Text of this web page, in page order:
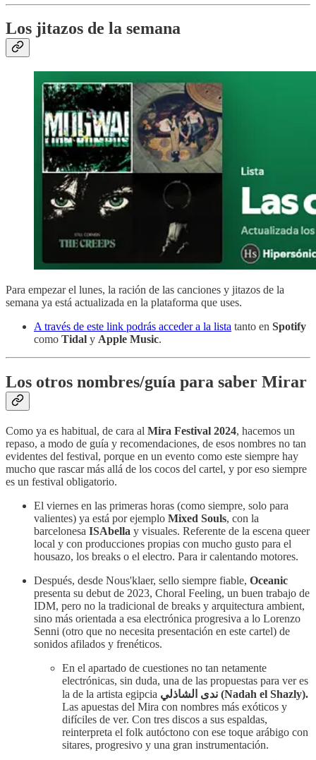
Los jitazos de la semana
Para empezar el lunes, la ración de las canciones y jitazos de la
semana ya está actualizada en la plataforma que uses.
A través de este link podrás acceder a la lista tanto en Spotify
como Tidal y Apple Music.
Los otros nombres/guía para saber Mirar
Como ya es habitual, de cara al Mira Festival 2024, hacemos un
repaso, a modo de guía y recomendaciones, de esos nombres no tan
evidentes del festival, porque en un evento como este siempre hay
mucho que rascar más allá de los cocos del cartel, y por eso siempre
es un festival obligatorio.
El viernes en las primeras horas (como siempre, solo para
valientes) ya está por ejemplo Mixed Souls, con la
barcelonesa ISAbella y visuales. Referente de la escena queer
local y con producciones propias con mucho gusto para el
housazo, los breaks o el electro. Para ir calentando motores.
Después, desde Nous'klaer, sello siempre fiable, Oceanic
presenta su debut de 2023, Choral Feeling, un buen trabajo de
IDM, pero no la tradicional de breaks y arquitectura ambient,
sino más orientada a esa electrónica progresiva a lo Lorenzo
Senni (otro que no necesita presentación en este cartel) de
sonidos afilados y frenéticos.
En el apartado de cuestiones no tan netamente
electrónicas, sin duda, una de las propuestas para ver es
la de la artista egipcia
ندى الشاذلي (Nadah el Shazly).
Las apuestas del Mira con nombres más exóticos y
difíciles de ver. Con tres discos a sus espaldas,
reinterpreta el folk autóctono con ese toque arábigo con
sitares, progresivo y una gran instrumentación.